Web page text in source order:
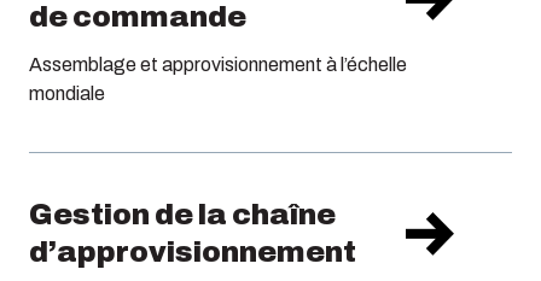
de commande
Assemblage et approvisionnement à l’échelle
mondiale
Gestion de la chaîne
d’approvisionnement